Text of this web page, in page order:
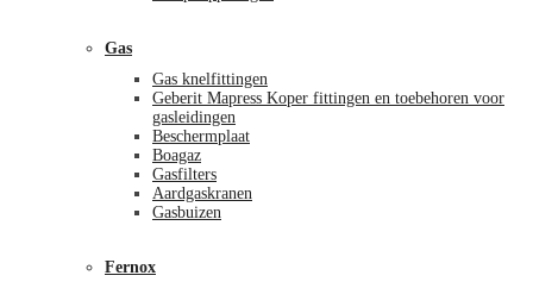
Gas
Gas knelfittingen
Geberit Mapress Koper fittingen en toebehoren voor
gasleidingen
Beschermplaat
Boagaz
Gasfilters
Aardgaskranen
Gasbuizen
Fernox